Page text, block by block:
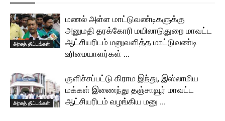
அரசுத் திட்டங்கள்
மணல் அள்ள மாட்டுவண்டிகளுக்கு
அனுமதி தரக்கோரி மயிலாடுதுறை மாவட்ட
ஆட்சியரிடம் மனுவளித்த மாட்டுவண்டி
உரிமையாளர்கள் …
அரசுத் திட்டங்கள்
குளிச்சப்பட்டு கிராம இந்து, இஸ்லாமிய
மக்கள் இணைந்து தஞ்சாவூர் மாவட்ட
ஆட்சியரிடம் வழங்கிய மனு …